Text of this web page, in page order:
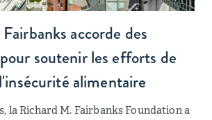
accorde des
soutenir les efforts de
alimentaire
la Richard M. Fairbanks Foundation a